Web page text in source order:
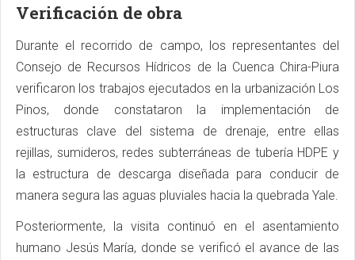
Verificación de obra
Durante el recorrido de campo, los representantes del
Consejo de Recursos Hídricos de la Cuenca Chira-Piura
verificaron los trabajos ejecutados en la urbanización Los
Pinos, donde constataron la implementación de
estructuras clave del sistema de drenaje, entre ellas
rejillas, sumideros, redes subterráneas de tubería HDPE y
la estructura de descarga diseñada para conducir de
manera segura las aguas pluviales hacia la quebrada Yale.
Posteriormente, la visita continuó en el asentamiento
humano Jesús María, donde se verificó el avance de las